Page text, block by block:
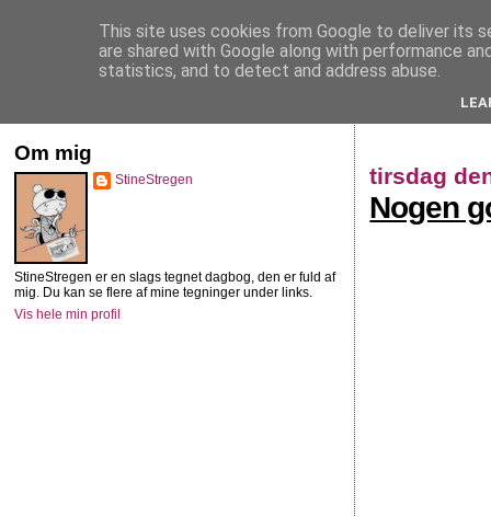
StineStregen
tirsdag
Nogen
Om mig
StineStregen
StineStregen er en slags tegnet dagbog, den er fuld af
mig. Du kan se flere af mine tegninger under links.
Vis hele min profil
This site uses cookies from Google to deliver its
are shared with Google along with performance
statistics, and to detect and address abuse.